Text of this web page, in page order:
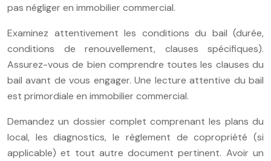
pas négliger en immobilier commercial.
Examinez attentivement les conditions du bail (durée,
conditions de renouvellement, clauses spécifiques).
Assurez-vous de bien comprendre toutes les clauses du
bail avant de vous engager. Une lecture attentive du bail
est primordiale en immobilier commercial.
Demandez un dossier complet comprenant les plans du
local, les diagnostics, le règlement de copropriété (si
applicable) et tout autre document pertinent. Avoir un